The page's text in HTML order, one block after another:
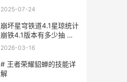
2025-07-24
崩坏星穹铁道4.1星琼统计
崩铁4.1版本有多少抽 崩
坏星穹铁道4.1前瞻
2026-03-16
# 王者荣耀貂蝉的技能详
解